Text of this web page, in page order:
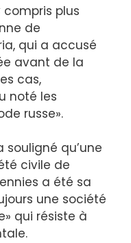
plus
de
qui a accusé
avant de la
cas,
noté les
russe».
souligné qu’une
civile de
a été sa
une société
qui résiste à